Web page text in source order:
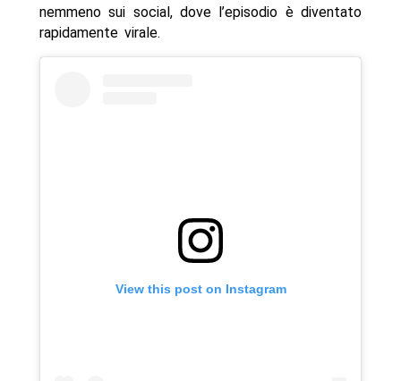
nemmeno sui social, dove l’episodio è diventato
rapidamente virale.
View this post on Instagram